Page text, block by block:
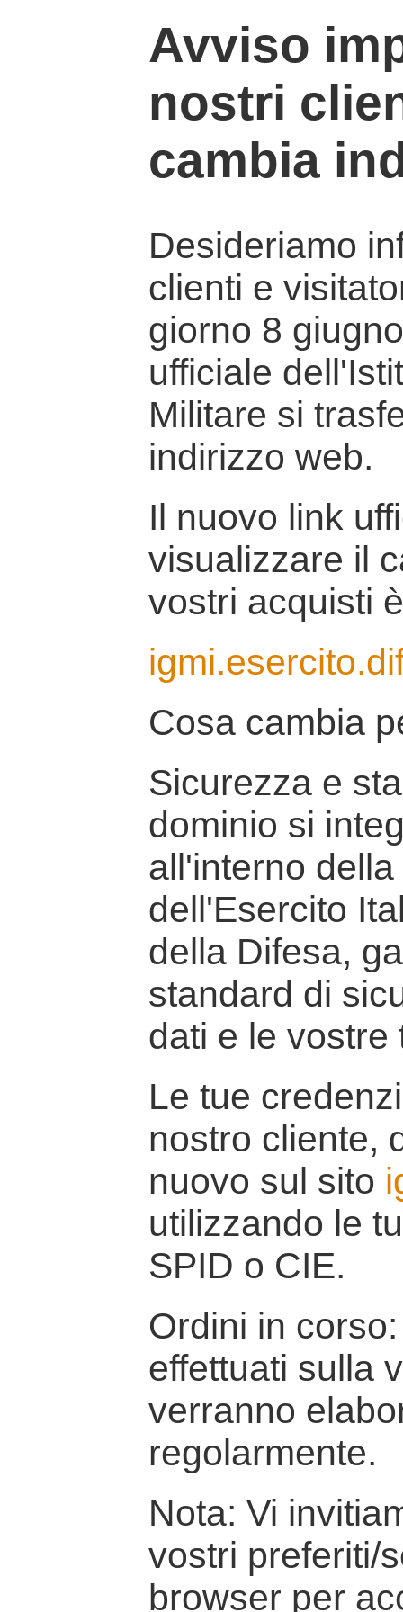
Avviso
nostri
cambia
Desideriamo
clienti e
giorno 8
ufficiale
Militare si
indirizzo web.
Il nuovo link
visualizzare il
vostri acquisti
Cosa cambia
Sicurezza e
dominio si
all'interno
dell'Esercito
della Difesa,
standard di
dati e le vostre
Le tue
nostro cliente,
nuovo sul sito
utilizzando le
SPID o CIE.
Ordini in
effettuati sulla
verranno
regolarmente.
Nota: Vi
vostri preferiti/
browser per